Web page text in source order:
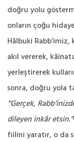
doğru yolu
onların çoğu
Hâlbuki
akıl vererek,
yerleştirerek
sonra, doğru yola
“Gerçek,
dileyen inkâr etsin.”
fiilini yaratır, o da